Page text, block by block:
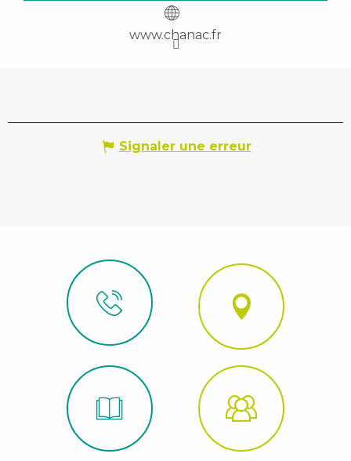
www.chanac.fr
Signaler une erreur